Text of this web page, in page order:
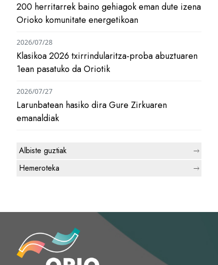
200 herritarrek baino gehiagok eman dute izena
Orioko komunitate energetikoan
Klasikoa 2026 txirrindularitza-proba abuztuaren
1ean pasatuko da Oriotik
2026/07/28
Larunbatean hasiko dira Gure Zirkuaren
emanaldiak
2026/07/27
Albiste guztiak
Hemeroteka